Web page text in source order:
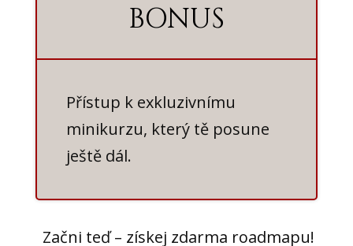
BONUS
Přístup k exkluzivnímu
minikurzu, který tě posune
ještě dál.
Začni teď – získej zdarma roadmapu!